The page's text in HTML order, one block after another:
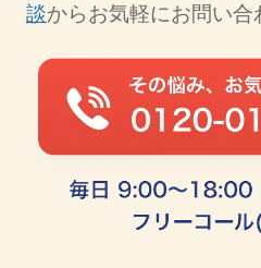
談からお気軽にお問い合